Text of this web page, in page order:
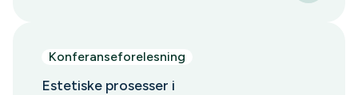
Konferanseforelesning
Estetiske prosesser i